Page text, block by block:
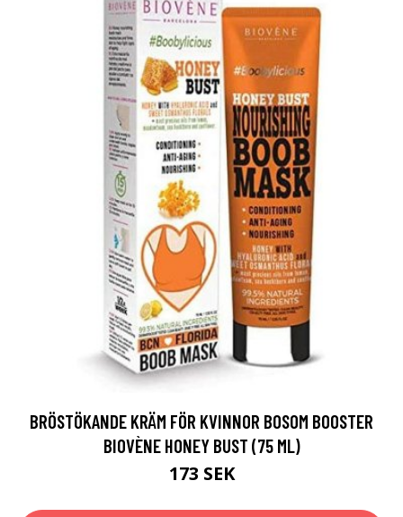
BRÖSTÖKANDE KRÄM FÖR KVINNOR BOSOM BOOSTER
BIOVÈNE HONEY BUST (75 ML)
173 SEK